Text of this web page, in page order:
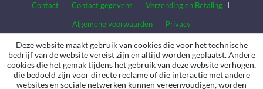
Contact
Contact gegevens
Verzending en Betaling
Algemene voorwaarden
Privacy
Deze website maakt gebruik van cookies die voor het technische
bedrijf van de website vereist zijn en altijd worden geplaatst. Andere
cookies die het gemak tijdens het gebruik van deze website verhogen,
die bedoeld zijn voor directe reclame of die interactie met andere
websites en sociale netwerken kunnen vereenvoudigen, worden